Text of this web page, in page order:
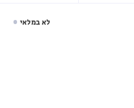
לא במלאי